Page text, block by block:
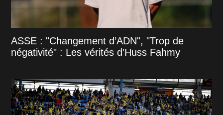
ASSE : "Changement d’ADN", "Trop de
négativité" : Les vérités d'Huss Fahmy